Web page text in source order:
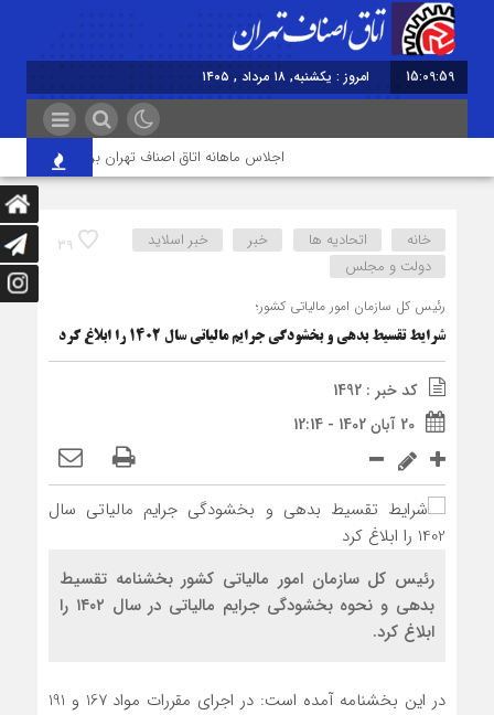
15:10:00 برابر ب
اجلاس ماهانه اتاق اصناف تهران برگزار شد
39 خانه اتحادیه ها خبر
خبر اسلايد
دولت و مجلس
رئیس کل سازمان امور مالیاتی کشور؛
شرایط تقسیط بدهی و بخشودگی جرایم مالیاتی سال 1402 را ابلاغ کرد
کد خبر : 1492
20 آبان 1402 - 12:14
رئیس کل سازمان امور مالیاتی کشور بخشنامه تقسیط
بدهی و نحوه بخشودگی جرایم مالیاتی در سال ۱۴۰۲ را
ابلاغ کرد.
در این بخشنامه آمده است: در اجرای مقررات مواد 167 و 191